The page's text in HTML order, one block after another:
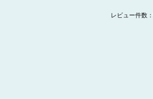
レビュー件数：